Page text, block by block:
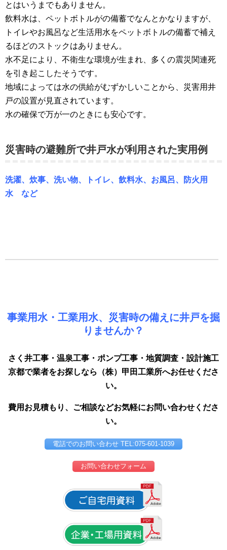
とはいうまでもありません。
飲料水は、ペットボトルがの備蓄でなんとかなりますが、
トイレやお風呂など生活用水をペットボトルの備蓄で補え
るほどのストックはありません。
水不足により、不衛生な環境が生まれ、多くの震災関連死
を引き起こしたそうです。
地域によっては水の供給がむずかしいことから、災害用井
戸の設置が見直されています。
水の確保で万が一のときにも安心です。
災害時の避難所で井戸水が利用された実用例
洗濯、炊事、洗い物、トイレ、飲料水、お風呂、防火用
水 など
事業用水・工業用水、災害時の備えに井戸を掘
りませんか？
さく井工事・温泉工事・ポンプ工事・地質調査・設計施工
京都で業者をお探しなら（株）甲田工業所へお任せくださ
い。
費用お見積もり、ご相談などお気軽にお問い合わせくださ
い。
電話でのお問い合わせ TEL:075-601-1039
お問い合わせフォーム